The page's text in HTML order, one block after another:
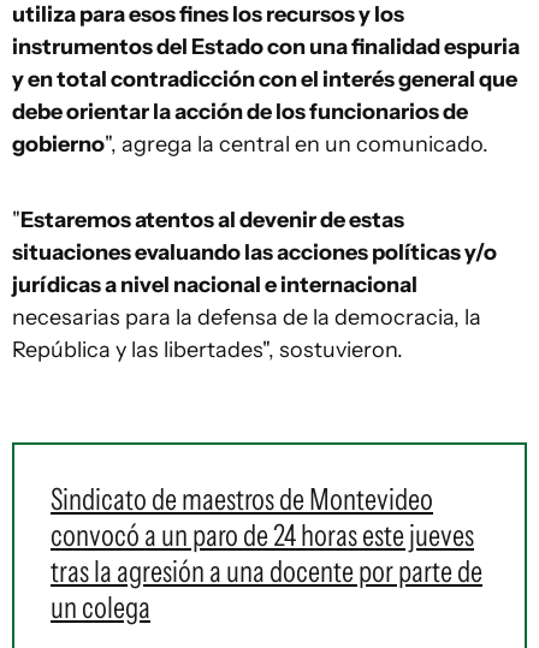
utiliza para esos fines los recursos y los
instrumentos del Estado con una finalidad espuria
y en total contradicción con el interés general que
debe orientar la acción de los funcionarios de
gobierno", agrega la central en un comunicado.
"Estaremos atentos al devenir de estas
situaciones evaluando las acciones políticas y/o
jurídicas a nivel nacional e internacional
necesarias para la defensa de la democracia, la
República y las libertades", sostuvieron.
Sindicato de maestros de Montevideo
convocó a un paro de 24 horas este jueves
tras la agresión a una docente por parte de
un colega